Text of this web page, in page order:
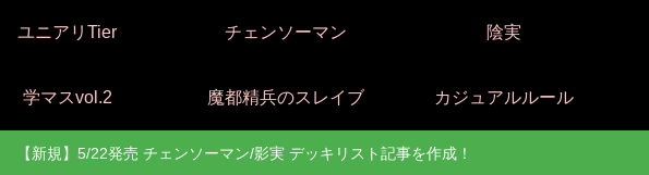
ユニアリTier チェンソーマン 陰実
学マスvol.2 魔都精兵のスレイブ カジュアルルール
【新規】5/22発売 チェンソーマン/影実 デッキリスト記事を作成！